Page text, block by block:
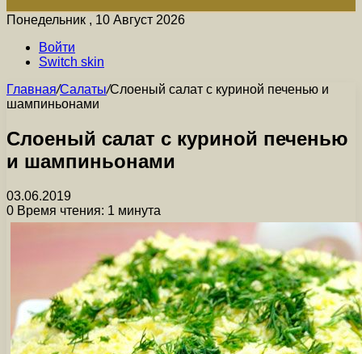
Понедельник , 10 Август 2026
Войти
Switch skin
Главная/Салаты/Слоеный салат с куриной печенью и
шампиньонами
Слоеный салат с куриной печенью
и шампиньонами
03.06.2019
0 Время чтения: 1 минута